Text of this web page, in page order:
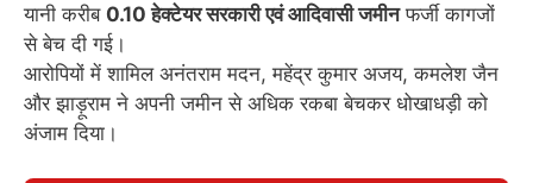
यानी करीब 0.10 हेक्टेयर सरकारी एवं आदिवासी जमीनफर्जी कागजों
से बेच दी गई।
आरोपियों में शामिल अनंतराम मदन, महेंद्र कुमार अजय, कमलेश जैन
और झाड़ूराम ने अपनी जमीन से अधिक रकबा बेचकर धोखाधड़ी को
अंजाम दिया।